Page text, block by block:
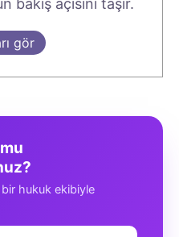
bakış açısını taşır.
gör
bir hukuk ekibiyle